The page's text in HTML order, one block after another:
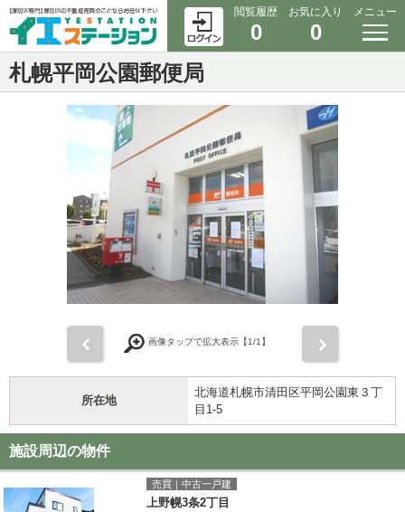
閲覧履歴
0
お気に入り
0
メニュー
札幌平岡公園郵便局
画像タップで拡大表示【1/1】
所在地
北海道札幌市清田区平岡公園東３丁
目1-5
施設周辺の物件
売買｜中古一戸建
上野幌3条2丁目